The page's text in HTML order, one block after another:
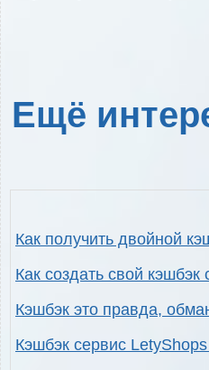
Ещё
Как получить двойной
Как создать свой кэшбэк
Кэшбэк это правда,
Кэшбэк сервис